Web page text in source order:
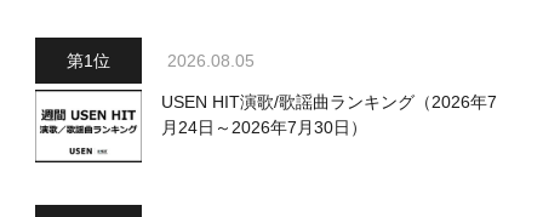
2026.08.05
USEN HIT演歌/歌謡曲ランキング（2026年7
月24日～2026年7月30日）